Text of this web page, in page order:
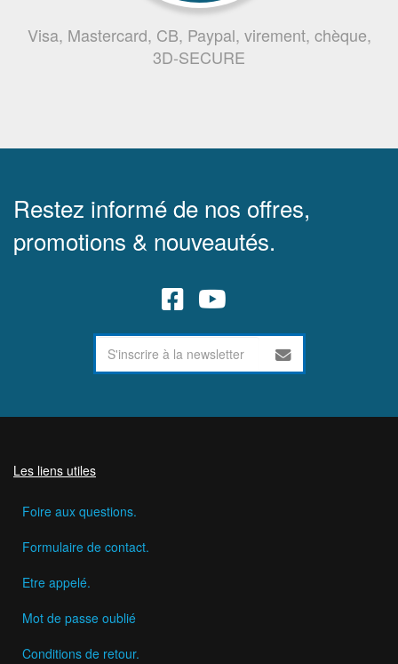
Visa, Mastercard, CB, Paypal, virement, chèque,
3D-SECURE
Restez informé de nos offres,
promotions & nouveautés.
Les liens utiles
Foire aux questions.
Formulaire de contact.
Etre appelé.
Mot de passe oublié
Conditions de retour.